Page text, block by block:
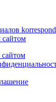
сайтом
сайтом